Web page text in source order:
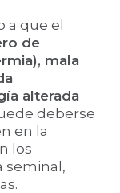
a que el
de
mala
alterada
deberse
en la
los
seminal,